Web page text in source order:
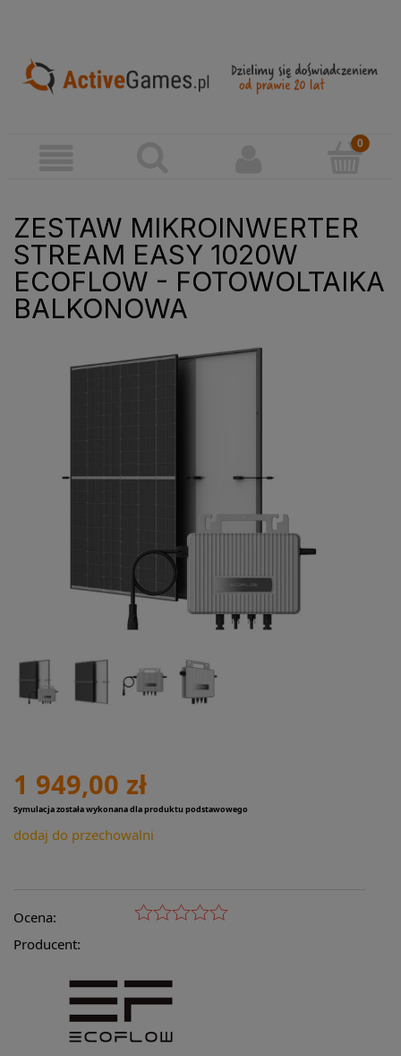
ZESTAW MIKROINWERTER
STREAM EASY 1020W
ECOFLOW - FOTOWOLTAIKA
BALKONOWA
1 949,00 zł
Symulacja została wykonana dla produktu podstawowego
dodaj do przechowalni
Ocena:
Producent: